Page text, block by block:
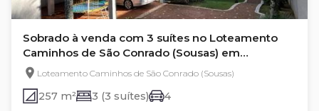
Sobrado à venda com 3 suítes no Loteamento
Caminhos de São Conrado (Sousas) em
Campinas
Loteamento Caminhos de São Conrado (Sousas)
257 m² 3 (3 suítes) 4